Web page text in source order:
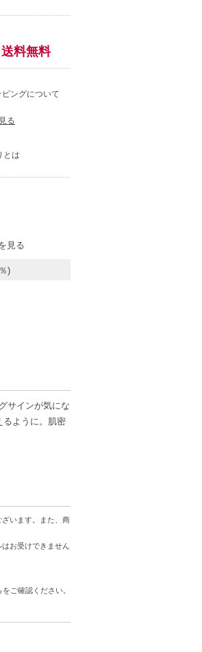
送料無料
ピングについて
る
とは
見る
)
サインが気にな
るように。肌密
います。また、商
お受けできません
ご確認ください。